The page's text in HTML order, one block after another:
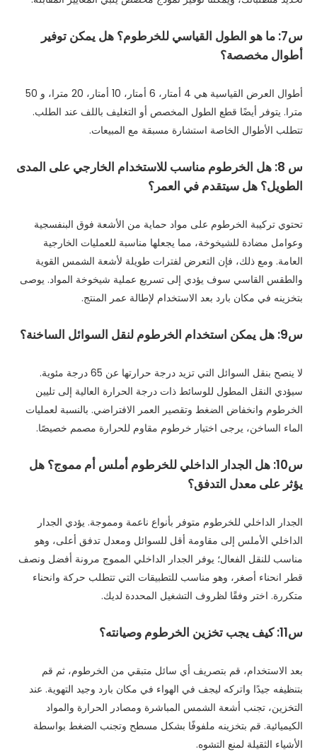
س7: ما هو الطول القياسي للخرطوم؟ هل يمكن توفير
أطوال مخصصة؟
أطوال العرض القياسية هي 4 أمتار، 6 أمتار، 10 أمتار، 20 مترا، و 50
مترا. يتوفر أيضًا قطع الطول المخصص أو التغليف باللف عند الطلب.
تتطلب الأطوال الخاصة استشارة مسبقة مع المبيعات.
س 8: هل الخرطوم مناسب للاستخدام الخارجي على المدى
الطويل؟ هل سيتقدم في العمر؟
تحتوي تركيبة الخرطوم على مواد حماية من الأشعة فوق البنفسجية
وعوامل مضادة للشيخوخة، مما يجعلها مناسبة للعمليات الخارجية
العامة. ومع ذلك، فإن التعرض لفترات طويلة لأشعة الشمس القوية
والطقس القاسي سوف يؤدي إلى تسريع عملية شيخوخة المواد. يوصى
بتخزينه في مكان بارد بعد الاستخدام لإطالة عمر المنتج.
س9: هل يمكن استخدام الخرطوم لنقل السوائل الساخنة؟
لا ينصح بنقل السوائل التي تزيد درجة حرارتها عن 65 درجة مئوية.
سيؤدي النقل المطول للوسائط ذات درجة الحرارة العالية إلى تليين
الخرطوم وانخفاض الضغط وتقصير العمر الافتراضي. بالنسبة لعمليات
الماء الساخن، يرجى اختيار خرطوم مقاوم للحرارة مصمم خصيصًا.
س10: هل الجدار الداخلي للخرطوم أملس أم مموج؟ هل
يؤثر على معدل التدفق؟
الجدار الداخلي للخرطوم متوفر بأنواع ناعمة ومموجة. يؤدي الجدار
الداخلي الأملس إلى مقاومة أقل للسوائل ومعدل تدفق أعلى، وهو
مناسب للنقل الفعال؛ يوفر الجدار الداخلي المموج مرونة أفضل ونصف
قطر انحناء أصغر، وهو مناسب للتطبيقات التي تتطلب حركة وانحناء
متكررة. اختر وفقًا لظروف التشغيل المحددة لديك.
س11: كيف يجب تخزين الخرطوم وصيانته؟
بعد الاستخدام، قم بتصريف أي سائل متبقي من الخرطوم، ثم قم
بتنظيفه جيدًا واتركه ليجف في الهواء في مكان بارد وجيد التهوية. عند
التخزين، تجنب أشعة الشمس المباشرة ومصادر الحرارة والمواد
الكيميائية. قم بتخزينه ملفوفًا بشكل مسطح وتجنب الضغط بواسطة
الأشياء الثقيلة لمنع التشوه.